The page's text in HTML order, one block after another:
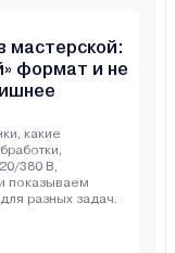
мастерской:
формат и не
какие
380 В,
показываем
разных задач.